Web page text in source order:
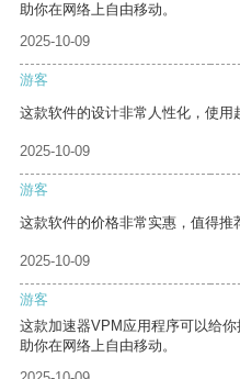
助你在网络上自由移动。
2025-10-09
游客
这款软件的设计非常人性化，使用
2025-10-09
游客
这款软件的价格非常实惠，值得推
2025-10-09
游客
这款加速器VPM应用程序可以给
助你在网络上自由移动。